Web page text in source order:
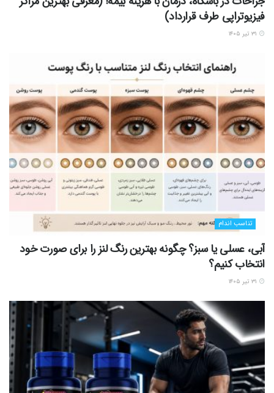
فیزیوتراپی طرف قرارداد)
تناسب اندام
آبی، عسلی یا سبز؟ چگونه بهترین رنگ لنز را برای صورت خود
انتخاب کنیم؟